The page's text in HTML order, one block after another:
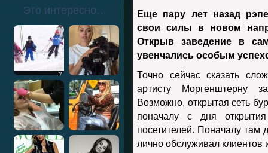
Это интересно…
Еще пару лет назад
свои силы в новом
Открыв заведение в
увенчались особым
Точно сейчас сказать
артисту Моргенштерну
Возможно, открытая сеть
поначалу с дня
посетителей. Поначалу там
лично обслуживал клиентов